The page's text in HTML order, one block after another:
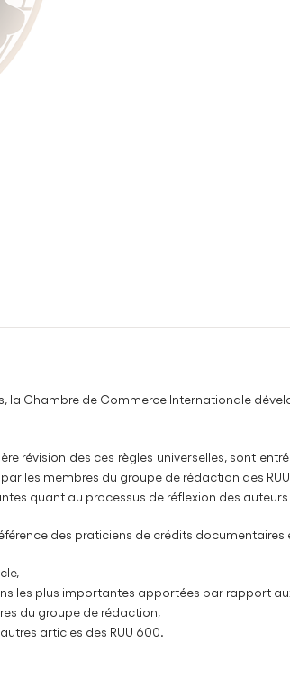
la Chambre de Commerce Internationale
révision des ces règles universelles, sont
les membres du groupe de rédaction des
quant au processus de réflexion des auteurs
des praticiens de crédits
les plus importantes apportées par rapport
du groupe de rédaction,
articles des RUU 600.